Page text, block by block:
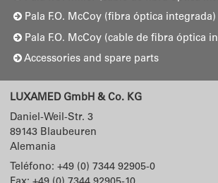
Pala F.O. McCoy (fibra óptica integrada)
Pala F.O. McCoy (cable de fibra óptica
Accessories and spare parts
LUXAMED GmbH & Co. KG
Daniel-Weil-Str. 3
89143 Blaubeuren
Alemania
Teléfono:+49 (0) 7344 92905-0